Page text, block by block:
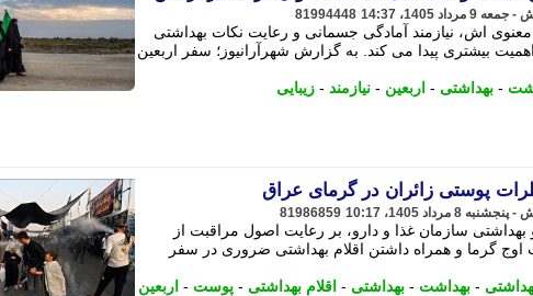
81994448
معنوی اش، نیازمند آمادگی جسمانی و رعایت نکات بهداشتی
بیشتری پیدا می کند. به گزارش شهرآرانیوز؛ سفر اربعین
- بهداشتی - اربعین - نیازمند - زیبایی
پوستی زائران در گرمای عراق
81986859
سازمان غذا و دارو، بر رعایت اصول مراقبت از
اوج گرما و همراه داشتن اقلام بهداشتی ضروری در سفر
- بهداشت - بهداشتی - اقلام بهداشتی - پوست - اربعین